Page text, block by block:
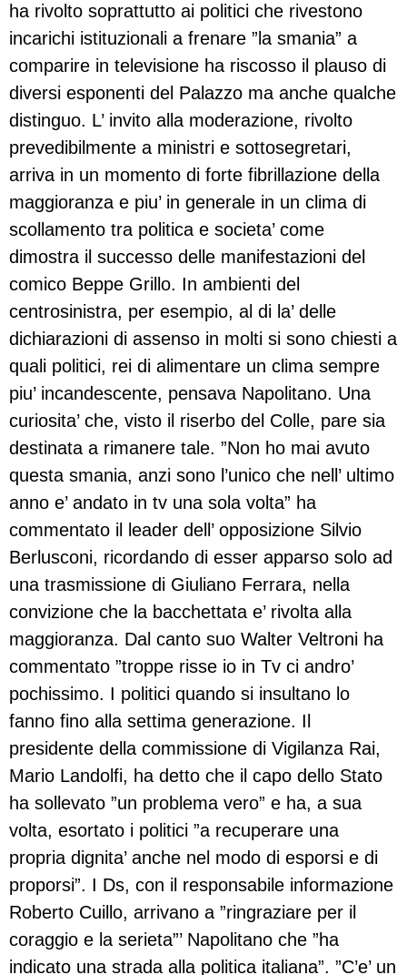
ha rivolto soprattutto ai politici che rivestono
incarichi istituzionali a frenare ”la smania” a
comparire in televisione ha riscosso il plauso di
diversi esponenti del Palazzo ma anche qualche
distinguo. L’ invito alla moderazione, rivolto
prevedibilmente a ministri e sottosegretari,
arriva in un momento di forte fibrillazione della
maggioranza e piu’ in generale in un clima di
scollamento tra politica e societa’ come
dimostra il successo delle manifestazioni del
comico Beppe Grillo. In ambienti del
centrosinistra, per esempio, al di la’ delle
dichiarazioni di assenso in molti si sono chiesti a
quali politici, rei di alimentare un clima sempre
piu’ incandescente, pensava Napolitano. Una
curiosita’ che, visto il riserbo del Colle, pare sia
destinata a rimanere tale. ”Non ho mai avuto
questa smania, anzi sono l’unico che nell’ ultimo
anno e’ andato in tv una sola volta” ha
commentato il leader dell’ opposizione Silvio
Berlusconi, ricordando di esser apparso solo ad
una trasmissione di Giuliano Ferrara, nella
convizione che la bacchettata e’ rivolta alla
maggioranza. Dal canto suo Walter Veltroni ha
commentato ”troppe risse io in Tv ci andro’
pochissimo. I politici quando si insultano lo
fanno fino alla settima generazione. Il
presidente della commissione di Vigilanza Rai,
Mario Landolfi, ha detto che il capo dello Stato
ha sollevato ”un problema vero” e ha, a sua
volta, esortato i politici ”a recuperare una
propria dignita’ anche nel modo di esporsi e di
proporsi”. I Ds, con il responsabile informazione
Roberto Cuillo, arrivano a ”ringraziare per il
coraggio e la serieta”’ Napolitano che ”ha
indicato una strada alla politica italiana”. ”C’e’ un